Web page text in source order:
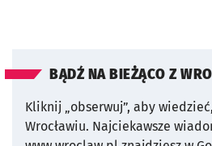
BĄDŹ NA BIEŻĄCO Z
Kliknij „obserwuj”, aby
Wrocławiu. Najciekawsze